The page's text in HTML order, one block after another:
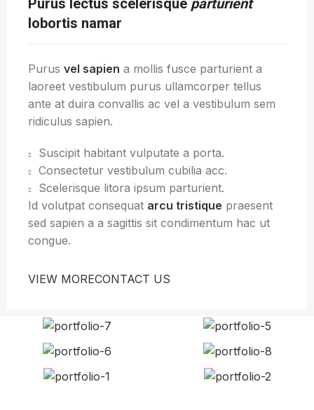
Purus lectus scelerisque parturient
lobortis namar
Purus vel sapien a mollis fusce parturient a
laoreet vestibulum purus ullamcorper tellus
ante at duira convallis ac vel a vestibulum sem
ridiculus sapien.
Suscipit habitant vulputate a porta.
Consectetur vestibulum cubilia acc.
Scelerisque litora ipsum parturient.
Id volutpat consequat arcu tristique praesent
sed sapien a a sagittis sit condimentum hac ut
congue.
VIEW MORECONTACT US